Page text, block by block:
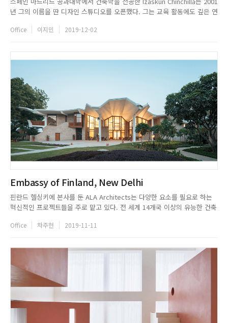
년 그의 이름을 딴 디자인 스튜디오를 오픈했다. 그는 교육 활동에도 깊은 연
HEAD University에서 강의했으며, 2002년부터 2007년까지 Alicant...
Office 이지민 2019-12-02
Embassy of Finland, New Delhi
핀란드 헬싱키에 본사를 둔 ALA Architects는 다양한 요소를 필요로 하는
혁신적인 프로젝트들을 주로 맡고 있다. 전 세계 14개국 이상의 유능한 건축
장 공사 등 분야를 가리지 않고 다방면으로 활약을 펼치고 있다. 이번 프로젝
Office 차주헌 2019-11-11